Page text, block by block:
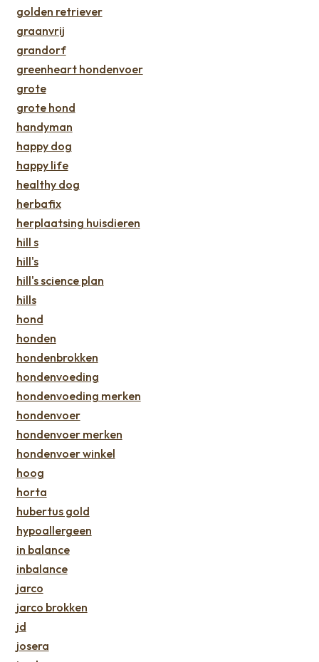
golden retriever
graanvrij
grandorf
greenheart hondenvoer
grote
grote hond
handyman
happy dog
happy life
healthy dog
herbafix
herplaatsing huisdieren
hill s
hill's
hill's science plan
hills
hond
honden
hondenbrokken
hondenvoeding
hondenvoeding merken
hondenvoer
hondenvoer merken
hondenvoer winkel
hoog
horta
hubertus gold
hypoallergeen
in balance
inbalance
jarco
jarco brokken
jd
josera